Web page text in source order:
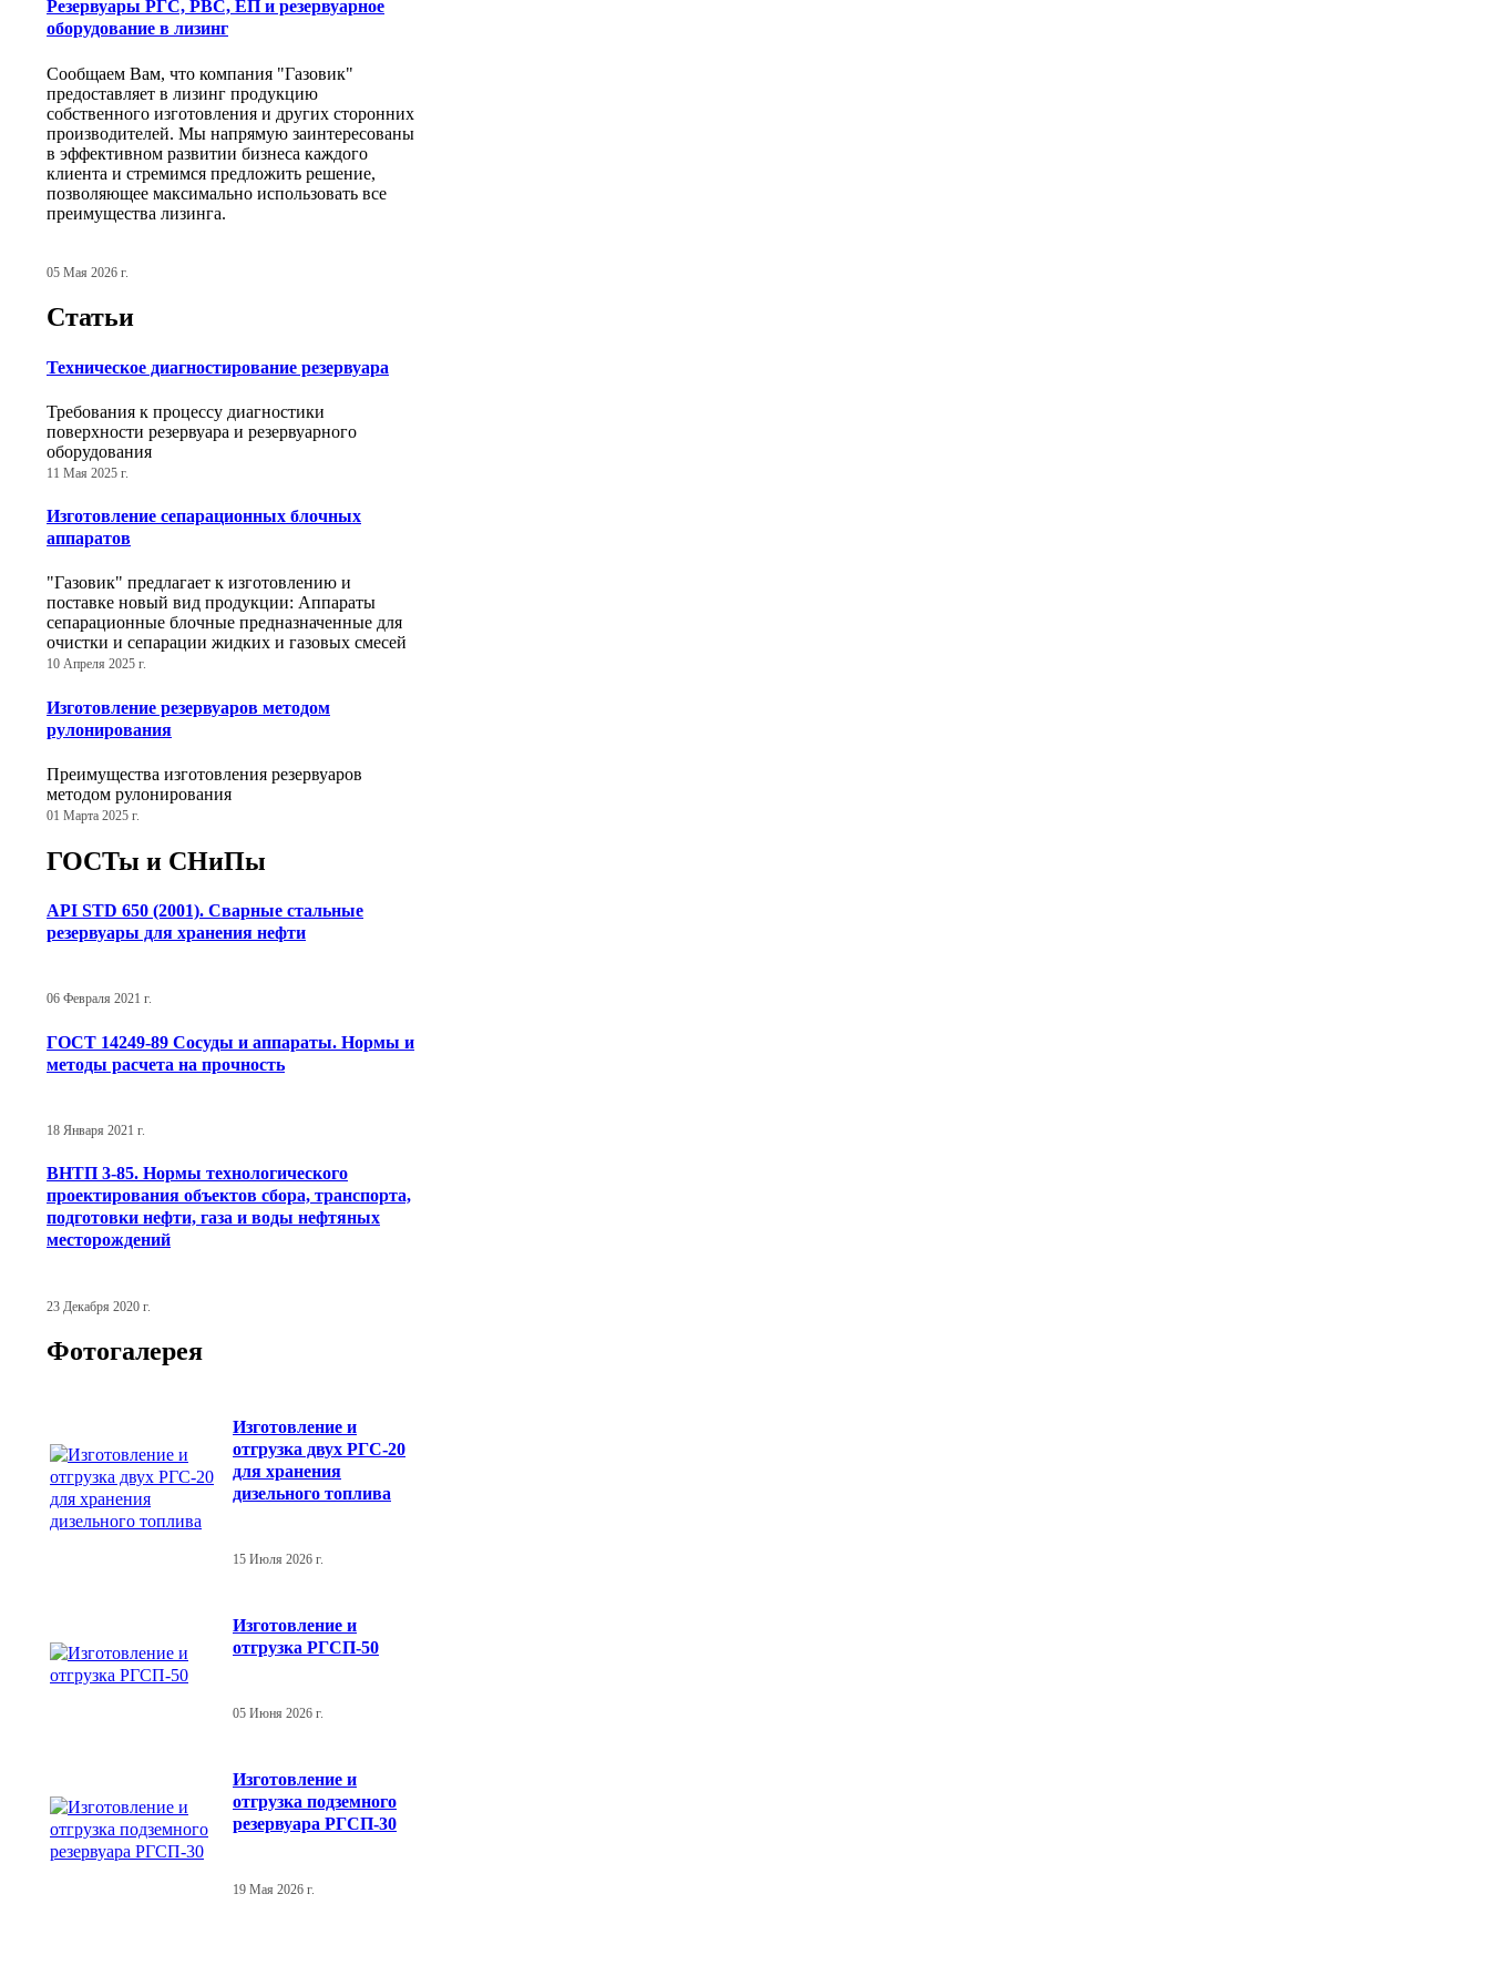
Резервуары РГС, РВС, ЕП и резервуарное
оборудование в лизинг
Сообщаем Вам, что компания "Газовик"
предоставляет в лизинг продукцию
собственного изготовления и других сторонних
производителей. Мы напрямую заинтересованы
в эффективном развитии бизнеса каждого
клиента и стремимся предложить решение,
позволяющее максимально использовать все
преимущества лизинга.
05 Мая 2026 г.
Статьи
Техническое диагностирование резервуара
Требования к процессу диагностики
поверхности резервуара и резервуарного
оборудования
11 Мая 2025 г.
Изготовление сепарационных блочных
аппаратов
"Газовик" предлагает к изготовлению и
поставке новый вид продукции: Аппараты
сепарационные блочные предназначенные для
очистки и сепарации жидких и газовых смесей
10 Апреля 2025 г.
Изготовление резервуаров методом
рулонирования
Преимущества изготовления резервуаров
методом рулонирования
01 Марта 2025 г.
ГОСТы и СНиПы
API STD 650 (2001). Сварные стальные
резервуары для хранения нефти
06 Февраля 2021 г.
ГОСТ 14249-89 Сосуды и аппараты. Нормы и
методы расчета на прочность
18 Января 2021 г.
ВНТП 3-85. Нормы технологического
проектирования объектов сбора, транспорта,
подготовки нефти, газа и воды нефтяных
месторождений
23 Декабря 2020 г.
Фотогалерея
Изготовление и
отгрузка двух РГС-20
для хранения
дизельного топлива
15 Июля 2026 г.
Изготовление и
отгрузка РГСП-50
05 Июня 2026 г.
Изготовление и
отгрузка подземного
резервуара РГСП-30
19 Мая 2026 г.